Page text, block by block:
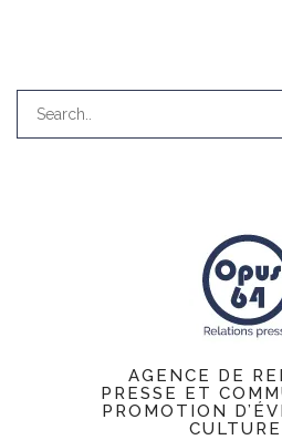
AGENCE DE
PRESSE ET
PROMOTION